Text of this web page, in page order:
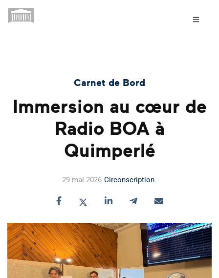
Carnet de Bord
Immersion au cœur de
Radio BOA à
Quimperlé
29 mai 2026 Circonscription